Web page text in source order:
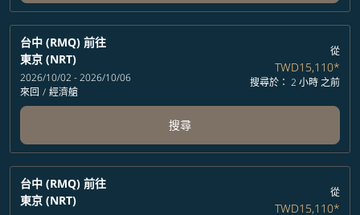
台中 (RMQ) 前往
東京 (NRT)
2026/10/02 - 2026/10/06
來回 / 經濟艙
從
TWD15,110*
搜尋於： 2 小時 之前
搜尋
台中 (RMQ) 前往
東京 (NRT)
從
TWD15,110*